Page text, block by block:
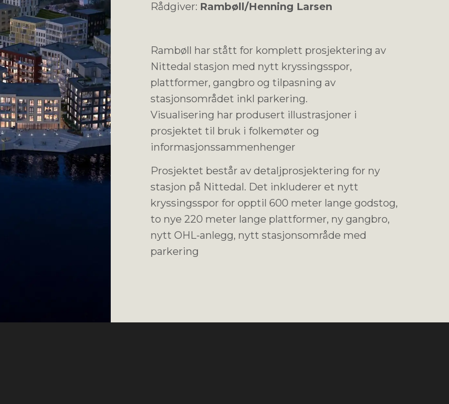
Rådgiver: Rambøll/Henning Larsen
Rambøll har stått for komplett prosjektering av
Nittedal stasjon med nytt kryssingsspor,
plattformer, gangbro og tilpasning av
stasjonsområdet inkl parkering.
Visualisering har produsert illustrasjoner i
prosjektet til bruk i folkemøter og
informasjonssammenhenger
Prosjektet består av detaljprosjektering for ny
stasjon på Nittedal. Det inkluderer et nytt
kryssingsspor for opptil 600 meter lange godstog,
to nye 220 meter lange plattformer, ny gangbro,
nytt OHL-anlegg, nytt stasjonsområde med
parkering